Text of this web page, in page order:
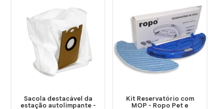
Sacola destacável da
estação autolimpante -
Kit Reservatório com
MOP - Ropo Pet e